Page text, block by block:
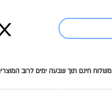
משלוח חינם תוך שבעה ימים לרוב